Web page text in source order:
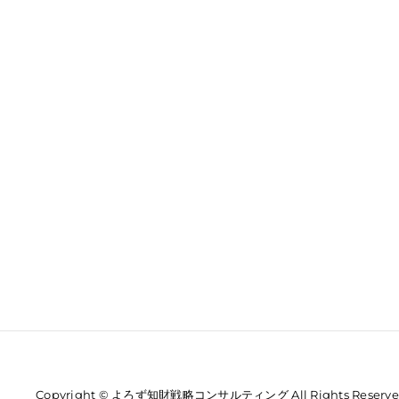
Copyright © よろず知財戦略コンサルティング All Rights